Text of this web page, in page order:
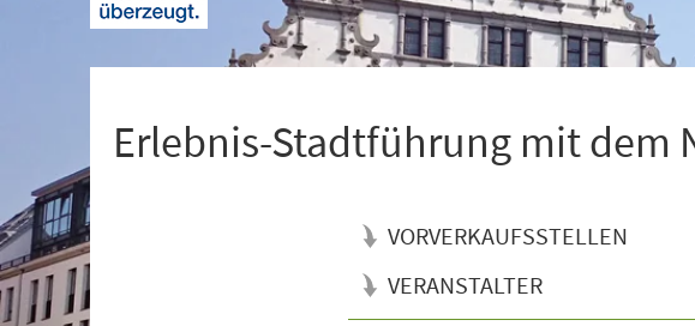
Erlebnis-Stadtführung mit dem
VORVERKAUFSSTELLEN
VERANSTALTER